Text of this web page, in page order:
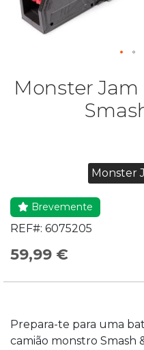
Monster
Monster
Brevemente
REF#: 6075205
59,99 €
Prepara-te para uma
camião monstro Smash